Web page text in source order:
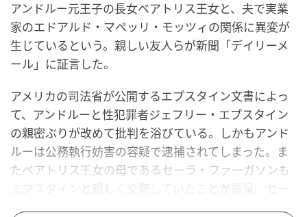
アンドルー元王子の長女ベアトリス王女と、夫で実業
家のエドアルド・マペッリ・モッツィの関係に異変が
生じているという。親しい友人らが新聞「デイリーメ
ール」に証言した。
アメリカの司法省が公開するエプスタイン文書によっ
て、アンドルーと性犯罪者ジェフリー・エプスタイン
の親密ぶりが改めて批判を浴びている。しかもアンド
ルーは公務執行妨害の容疑で逮捕されてしまった。ま
たベアトリス王女の母であるセーラ・ファーガソンも
エプスタインと親しく交際していたことが露呈。セー